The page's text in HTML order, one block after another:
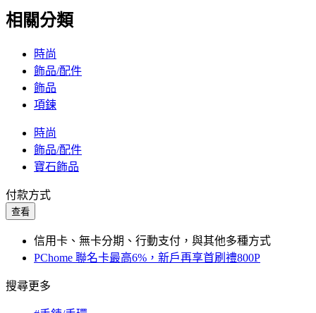
相關分類
時尚
飾品/配件
飾品
項鍊
時尚
飾品/配件
寶石飾品
付款方式
查看
信用卡、無卡分期、行動支付，與其他多種方式
PChome 聯名卡最高6%，新戶再享首刷禮800P
搜尋更多